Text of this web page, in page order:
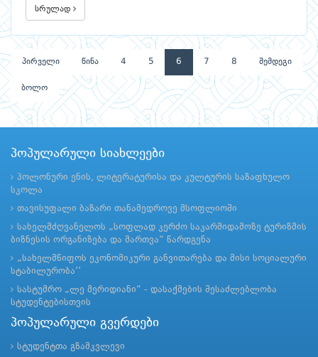
სრულად
პირველი წინა 4 5 6 7 8 შემდეგი
ბოლო
პოპულარული სიახლეები
პოლონური ენის, ლიტერატურისა და კულტურის საზაფხულო
სკოლა
თავისუფალი ბაზარი თანამედროვე მსოფლიოში
სახელმძღვანელოს „სოფლად კერძო საკარმიდამოზე ტურიზმის
ბიზნესის ორგანიზება და მართვა“ წარდგენა
„სახელმწიფოს ეკონომიკური განვითარება და მისი სოციალური
სტაბილურობა’’
სასტუმრო „ლე მერიდიანი“ - დასაქმების შესაძლებლობა
სტუდენტებისთვის
პოპულარული გვერდები
სტუდენტთა გზამკვლევი